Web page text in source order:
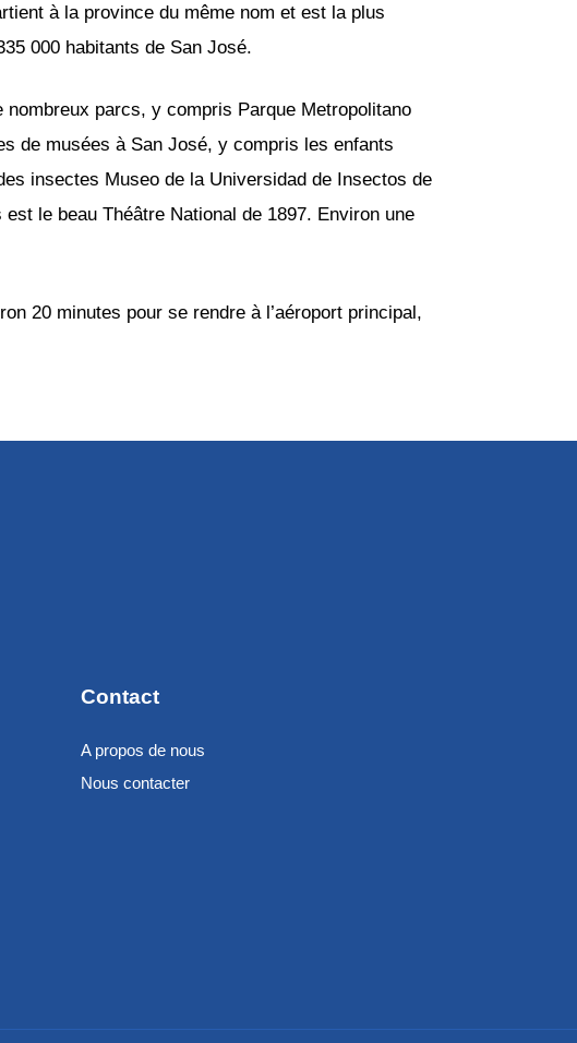
à la province du même nom et est la plus
000 habitants de San José.
parcs, y compris Parque Metropolitano
de musées à San José, y compris les enfants
insectes Museo de la Universidad de Insectos de
le beau Théâtre National de 1897. Environ une
20 minutes pour se rendre à l’aéroport principal,
Contact
A propos de nous
Nous contacter